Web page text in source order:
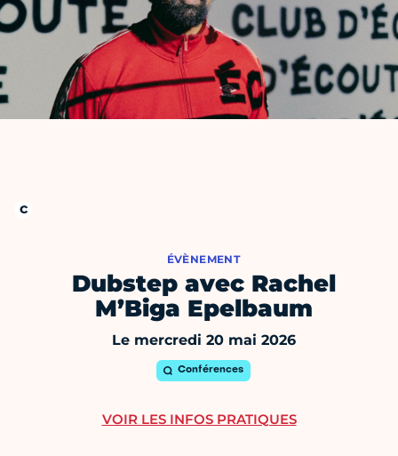
ÉVÈNEMENT
Dubstep avec Rachel
M’Biga Epelbaum
Le mercredi 20 mai 2026
Conférences
VOIR LES INFOS PRATIQUES